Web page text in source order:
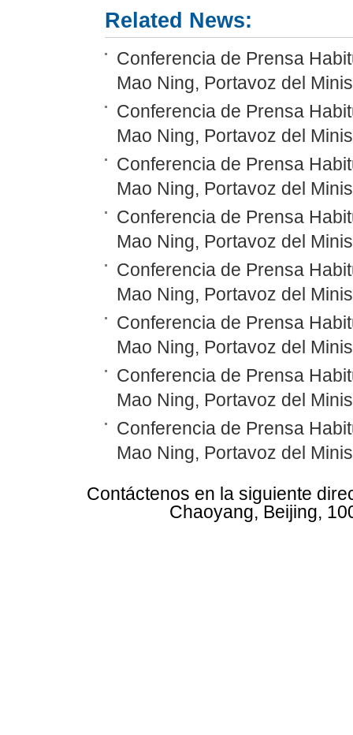
Related News:
Conferencia de Prensa
Mao Ning, Portavoz del
Conferencia de Prensa
Mao Ning, Portavoz del
Conferencia de Prensa
Mao Ning, Portavoz del
Conferencia de Prensa
Mao Ning, Portavoz del
Conferencia de Prensa
Mao Ning, Portavoz del
Conferencia de Prensa
Mao Ning, Portavoz del
Conferencia de Prensa
Mao Ning, Portavoz del
Conferencia de Prensa
Mao Ning, Portavoz del
Contáctenos en la siguiente
Chaoyang, Beijing,